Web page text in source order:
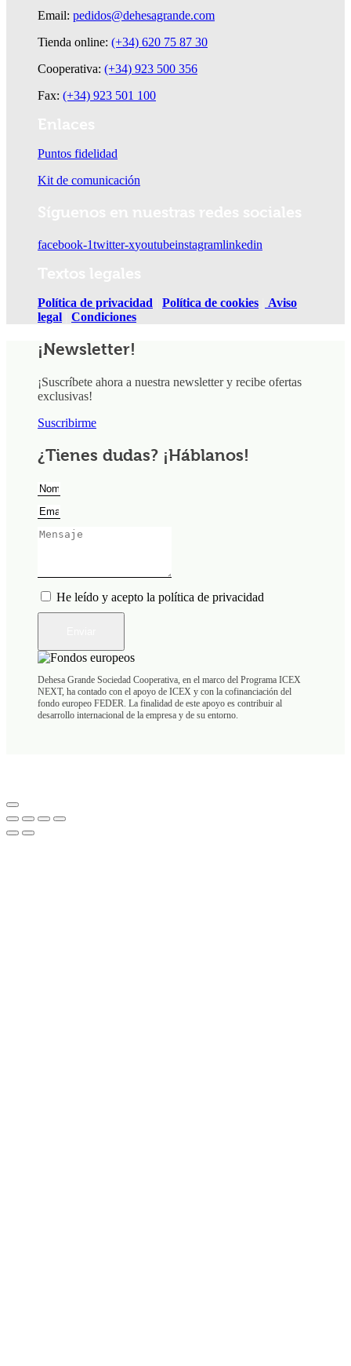
Email: pedidos@dehesagrande.com
Tienda online: (+34) 620 75 87 30
Cooperativa: (+34) 923 500 356
Fax: (+34) 923 501 100
Puntos fidelidad
Kit de comunicación
facebook-1twitter-xyoutubeinstagramlinkedin
Política de privacidad Política de cookies
Aviso
legal
Condiciones
¡Newsletter!
¡Suscríbete ahora a nuestra newsletter y recibe ofertas
exclusivas!
Suscribirme
¿Tienes dudas? ¡Háblanos!
He leído y acepto la política de privacidad
Dehesa Grande Sociedad Cooperativa, en el marco del Programa ICEX
NEXT, ha contado con el apoyo de ICEX y con la cofinanciación del
fondo europeo FEDER. La finalidad de este apoyo es contribuir al
desarrollo internacional de la empresa y de su entorno.